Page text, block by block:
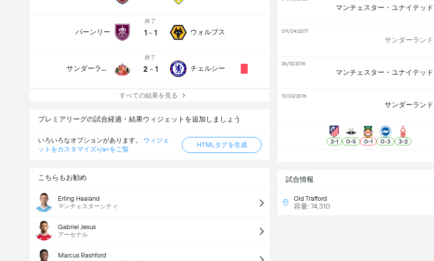
バーンリー
終了
1 - 1 ウォルブス
サンダーランド
終了
2 - 1 チェルシー
すべての結果を見る
プレミアリーグの試合経過・結果ウィジェットを追加しましょう
いろいろなオプションがあります。 ウィジェ
ットをカスタマイズ</a>をご覧
HTMLタグを生成
こちらもお勧め
Erling Haaland
マンチェスターシティ
Gabriel Jesus
アーセナル
Marcus Rashford
試合情報
Old Trafford
容量: 74,310
マンチェスター・ユナイテッド
サンダーランド
09/04/2017
マンチェスター・ユナイテッド
26/12/2016
サンダーランド
13/02/2016
2-1 0-5 0-1 0-3 3-2